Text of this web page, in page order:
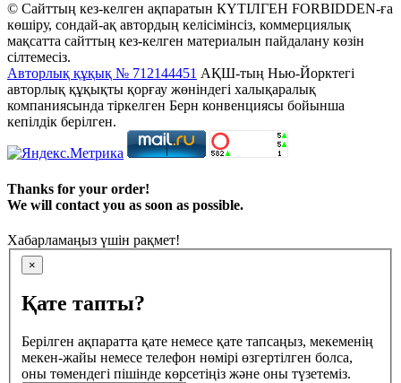
© Сайттың кез-келген ақпаратын КҮТІЛГЕН FORBIDDEN-ға
көшіру, сондай-ақ автордың келісімінсіз, коммерциялық
мақсатта сайттың кез-келген материалын пайдалану көзін
сілтемесіз.
Авторлық құқық № 712144451 АҚШ-тың Нью-Йорктегі
авторлық құқықты қорғау жөніндегі халықаралық
компаниясында тіркелген Берн конвенциясы бойынша
кепілдік берілген.
Thanks for your order!
We will contact you as soon as possible.
Хабарламаңыз үшін рақмет!
×
Қате тапты?
Берілген ақпаратта қате немесе қате тапсаңыз, мекеменің
мекен-жайы немесе телефон нөмірі өзгертілген болса,
оны төмендегі пішінде көрсетіңіз және оны түзетеміз.